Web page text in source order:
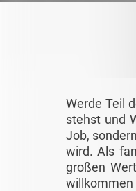
Werde Teil
stehst und
Job,
wird. Als
großen
willkommen